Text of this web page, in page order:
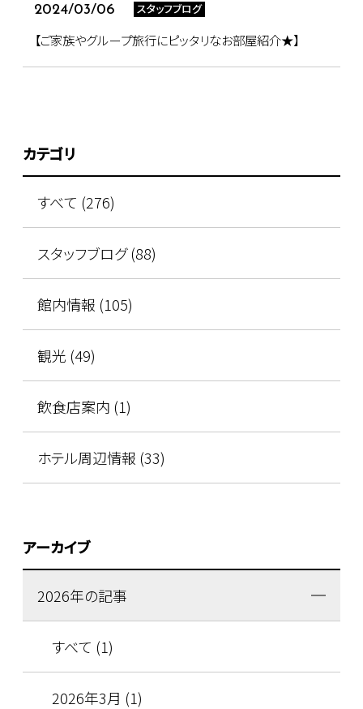
2024/03/06 スタッフブログ
【ご家族やグループ旅行にピッタリなお部屋紹介★】
カテゴリ
すべて (276)
スタッフブログ (88)
館内情報 (105)
観光 (49)
飲食店案内 (1)
ホテル周辺情報 (33)
アーカイブ
2026年の記事
すべて (1)
2026年3月 (1)